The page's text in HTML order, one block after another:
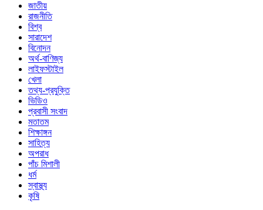
জাতীয়
রাজনীতি
বিশ্ব
সারাদেশ
বিনোদন
অর্থ-বাণিজ্য
লাইফস্টাইল
খেলা
তথ্য-প্রযুক্তি
ভিডিও
প্রবাসী সংবাদ
মতাতম
শিক্ষাঙ্গন
সাহিত্য
অপরাধ
পাঁচ মিশালী
ধর্ম
স্বাস্থ্য
কৃষি